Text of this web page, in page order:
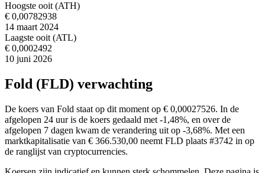
Hoogste ooit (ATH)
€ 0,00782938
14 maart 2024
Laagste ooit (ATL)
€ 0,0002492
10 juni 2026
Fold (FLD) verwachting
De koers van Fold staat op dit moment op € 0,00027526. In de
afgelopen 24 uur is de koers gedaald met -1,48%, en over de
afgelopen 7 dagen kwam de verandering uit op -3,68%. Met een
marktkapitalisatie van € 366.530,00 neemt FLD plaats #3742 in op
de ranglijst van cryptocurrencies.